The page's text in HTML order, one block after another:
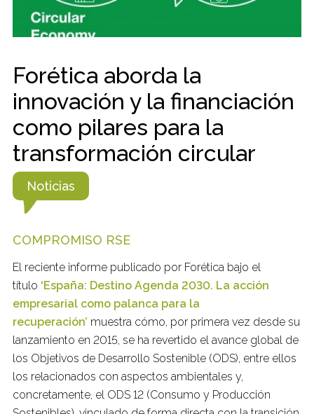
Forética aborda la
innovación y la financiación
como pilares para la
transformación circular
Noticias
COMPROMISO RSE
El reciente informe publicado por Forética bajo el
título ‘España: Destino Agenda 2030. La acción
empresarial como palanca para la
recuperación’ muestra cómo, por primera vez desde su
lanzamiento en 2015, se ha revertido el avance global de
los Objetivos de Desarrollo Sostenible (ODS), entre ellos
los relacionados con aspectos ambientales y,
concretamente, el ODS 12 (Consumo y Producción